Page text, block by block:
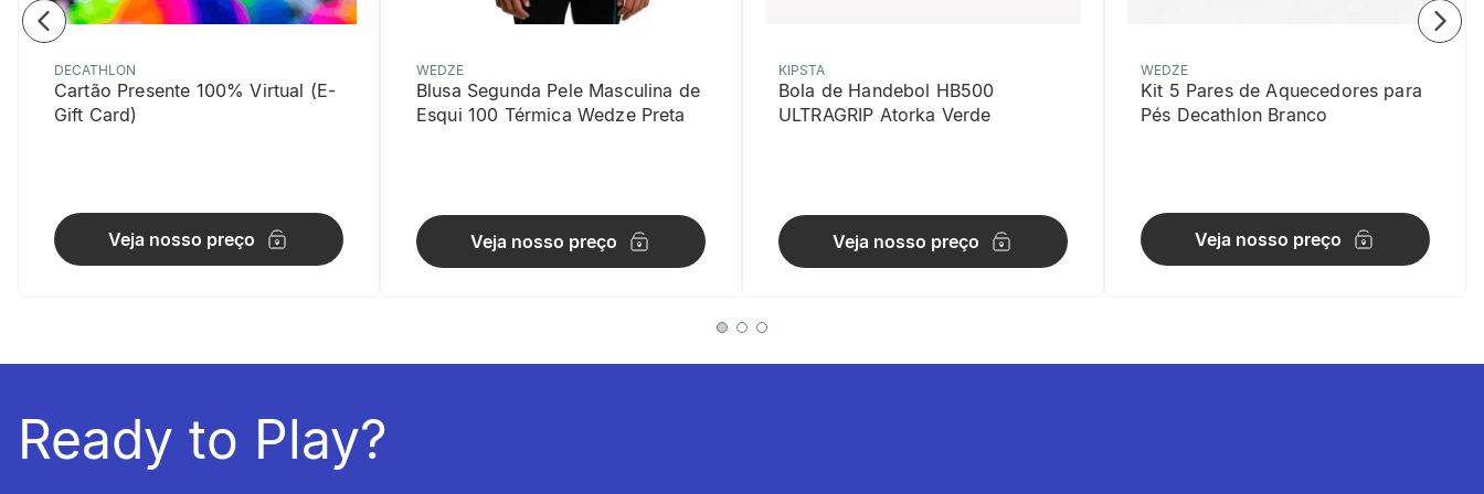
Elasticidade
O design e o material garantem flexibilidade ideal para exercícios de cardio.
DECATHLON
Cartão Presente 100% Virtual (E-
Gift Card)
Veja nosso preço
WEDZE
Blusa Segunda Pele Masculina de
Esqui 100 Térmica Wedze Preta
Veja nosso preço
KIPSTA
Bola de Handebol HB500
ULTRAGRIP Atorka Verde
Veja nosso preço
WEDZE
Kit 5 Pares de Aquecedores para
Pés Decathlon Branco
Veja nosso preço
Ready to Play?